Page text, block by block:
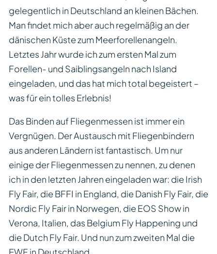
gelegentlich in Deutschland an kleinen Bächen.
Man findet mich aber auch regelmäßig an der
dänischen Küste zum Meerforellenangeln.
Letztes Jahr wurde ich zum ersten Mal zum
Forellen- und Saiblingsangeln nach Island
eingeladen, und das hat mich total begeistert –
was für ein tolles Erlebnis!
Das Binden auf Fliegenmessen ist immer ein
Vergnügen. Der Austausch mit Fliegenbindern
aus anderen Ländern ist fantastisch. Um nur
einige der Fliegenmessen zu nennen, zu denen
ich in den letzten Jahren eingeladen war: die Irish
Fly Fair, die BFFI in England, die Danish Fly Fair, die
Nordic Fly Fair in Norwegen, die EOS Show in
Verona, Italien, das Belgium Fly Happening und
die Dutch Fly Fair. Und nun zum zweiten Mal die